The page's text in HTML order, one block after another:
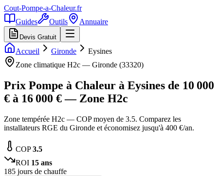
Cout-Pompe-a-Chaleur.fr
Guides
Outils Annuaire
Devis Gratuit
Accueil Gironde
Eysines
Zone climatique H2c — Gironde (33320)
Prix Pompe à Chaleur à Eysines de 10 000
€ à 16 000 € — Zone H2c
Zone tempérée H2c — COP moyen de 3.5. Comparez les
installateurs RGE du Gironde et économisez jusqu'à 400 €/an.
COP3.5
ROI 15 ans
185 jours de chauffe